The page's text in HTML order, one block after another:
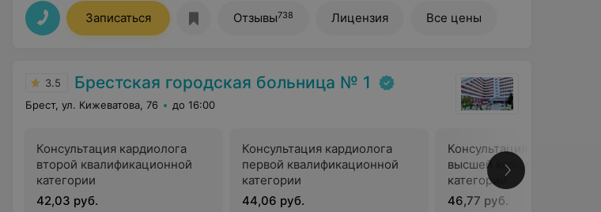
Записаться Отзывы738 Лицензия Все цены
3.5 Брестская городская больница № 1
Брест, ул. Кижеватова, 76 до 16:00
Консультация кардиолога
второй квалификационной
категории
42,03 руб.
Консультация кардиолога
первой квалификационной
категории
44,06 руб.
Консультация кардиолога
высшей квалификационной
категории
46,77 руб.